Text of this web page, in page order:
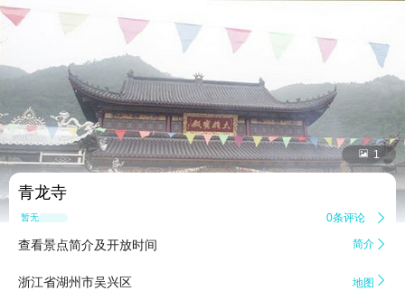
 1
青龙寺
暂无点评 0条评论 
查看景点简介及开放时间 简介 
浙江省湖州市吴兴区 地图 
